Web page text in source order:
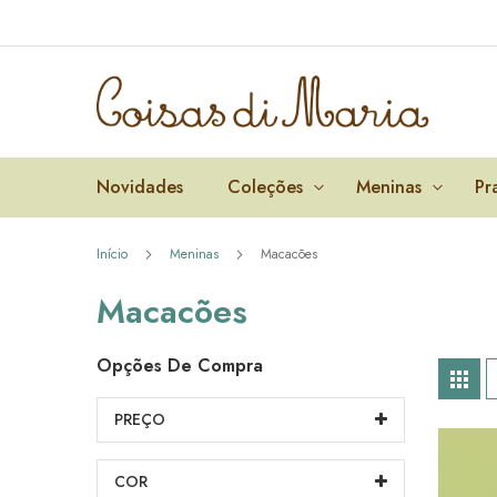
conteúdo
Novidades Coleções Meninas
Início Meninas Macacões
Macacões
Opções De Compra
PREÇO
COR